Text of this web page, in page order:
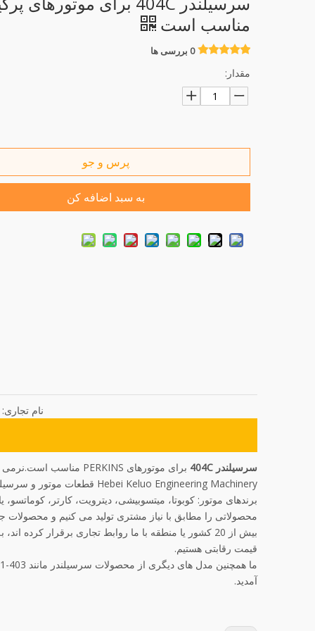
مناسب است
0 بررسی ها
مقدار:
پرس و جو
به سبد اضافه کن
نام تجاری:
سرسیلندر 404C
برای موتورهای PERKINS مناسب است.نرمی و سختی بالایی دارد و با موتور اصلی سازگار است.این بهترین انتخاب شما است.
Hebei Keluo Engineering Machinery قطعات موتور و سرسیلندر را تولید می کند
برندهای موتور: کوبوتا، میتسوبیشی، دیترویت، کارتر،
محصولاتی را مطابق با نیاز مشتری تولید می کنیم و
بیش از 20 کشور یا منطقه با ما روابط تجاری برقرار
قیمت رقابتی هستیم.
آمدید.